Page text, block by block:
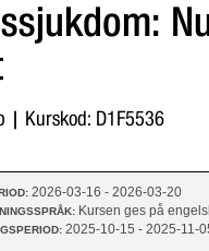
| Kurskod: D1F5536
2026-03-16 - 2026-03-20
Kursen ges på
2025-10-15 - 2025-11-